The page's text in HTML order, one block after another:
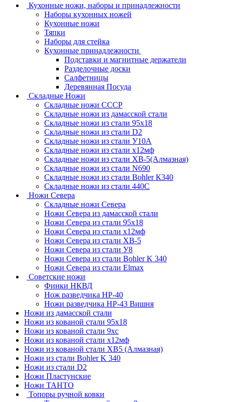
Кухонные ножи, наборы и принадлежности
Наборы кухонных ножей
Кухонные ножи
Тяпки
Наборы для стейка
Кухонные принадлежности
Подставки и магнитные держатели
Разделочные доски
Салфетницы
Деревянная Посуда
Складные Ножи
Cкладные ножи СССР
Складные ножи из дамасской стали
Складные ножи из стали 95х18
Складные ножи из стали D2
Складные ножи из стали У10А
Складные ножи из стали х12мф
Складные ножи из стали ХВ-5(Алмазная)
Складные ножи из стали N690
Складные ножи из стали Bohler К340
Складные ножи из стали 440С
Ножи Севера
Складные ножи Севера
Ножи Севера из дамасской стали
Ножи Севера из стали 95х18
Ножи Севера из стали х12мф
Ножи Севера из стали ХВ-5
Ножи Севера из стали У8
Ножи Севера из стали Bohler K 340
Ножи Севера из стали Elmax
Советские ножи
Финки НКВД
Нож разведчика НР-40
Ножи разведчика НР-43 Вишня
Ножи из дамасской стали
Ножи из кованой стали 95х18
Ножи из кованой стали 9хс
Ножи из кованой стали х12мф
Ножи из кованой стали ХВ5 (Алмазная)
Ножи из стали Bohler K 340
Ножи из стали D2
Ножи Пластунские
Ножи ТАНТО
Топоры ручной ковки